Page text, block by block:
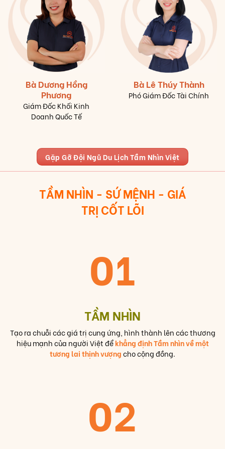
Bà Dương Hồng
Phương
Giám Đốc Khối Kinh
Doanh Quốc Tế
Bà Lê Thúy Thành
Phó Giám Đốc Tài Chính
Gặp Gỡ Đội Ngũ Du Lịch Tầm Nhìn Việt
TẦM NHÌN - SỨ MỆNH - GIÁ
TRỊ CỐT LÕI
01
TẦM NHÌN
Tạo ra chuỗi các giá trị cung ứng, hình thành lên các thương
hiệu mạnh của người Việt đểkhẳng định Tầm nhìn về một
tương lai thịnh vượngcho cộng đồng.
02